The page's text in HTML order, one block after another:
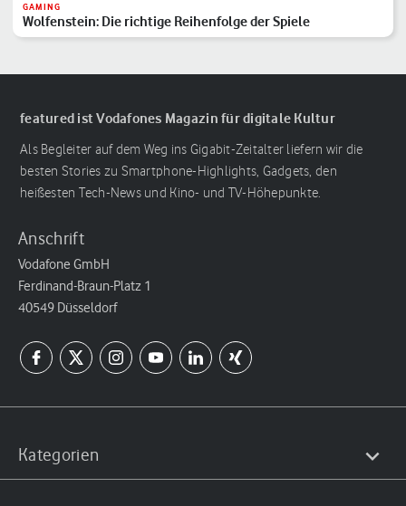
GAMING
Wolfenstein: Die richtige Reihenfolge der Spiele
featured ist Vodafones Magazin für digitale Kultur
Als Begleiter auf dem Weg ins Gigabit-Zeitalter liefern wir die
besten Stories zu Smartphone-Highlights, Gadgets, den
heißesten Tech-News und Kino- und TV-Höhepunkte.
Anschrift
Vodafone GmbH
Ferdinand-Braun-Platz 1
40549 Düsseldorf
Kategorien